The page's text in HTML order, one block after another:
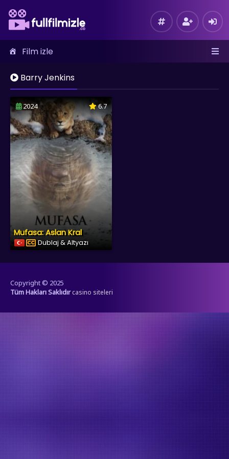
Film izle
Barry Jenkins
2024 6.7
Mufasa: Aslan Kral
Dublaj & Altyazı
Copyright © 2025
Tüm Hakları Saklıdır casino siteleri